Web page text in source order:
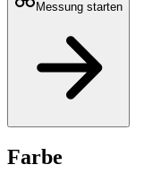
Messung starten
Farbe